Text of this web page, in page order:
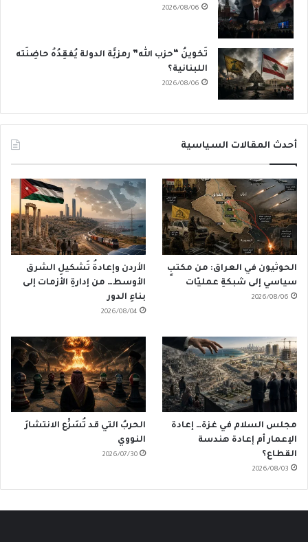
2026/08/06
تَخوينُ “حزب الله” رمزيَّة الدولة يُفقِدُهُ حاضِنَته
اللبنانية؟
2026/08/06
أحدث المقالات السياسية
الحوثيون في العراق: من مكتبٍ
سياسي إلى شبكةِ عمليّات
2026/08/06
الأردن وإعادةُ تَشكيلِ الشرق
الأوسط… من إدارةِ الأزمات إلى
بناءِ الدور
2026/08/04
مجلس السلام في غزة… إعادة
الإعمار أم إعادة هندسة
القطاع؟
2026/08/03
الحربُ التي قد تُسَرِّع الانتشارَ
النووي
2026/07/30